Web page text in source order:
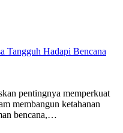
Tangguh Hadapi Bencana
pentingnya memperkuat
membangun ketahanan
bencana,…